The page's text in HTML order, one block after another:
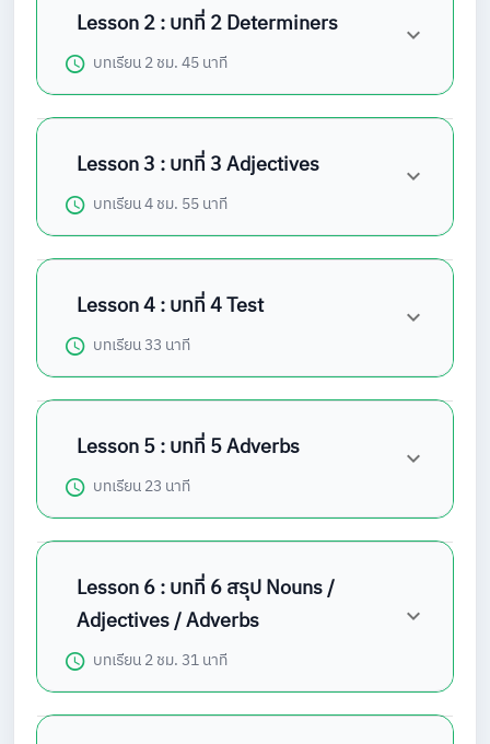
Lesson 2 : บทที่ 2 Determiners
บทเรียน2 ชม. 45 นาที
Lesson 3 : บทที่ 3 Adjectives
บทเรียน4 ชม. 55 นาที
Lesson 4 : บทที่ 4 Test
บทเรียน33 นาที
Lesson 5 : บทที่ 5 Adverbs
บทเรียน23 นาที
Lesson 6 : บทที่ 6 สรุป Nouns /
Adjectives / Adverbs
บทเรียน2 ชม. 31 นาที